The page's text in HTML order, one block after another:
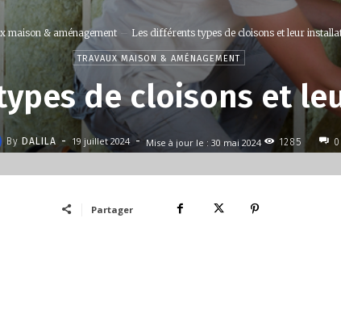
maison & aménagement Les différents types de cloisons et leur
TRAVAUX MAISON & AMÉNAGEMENT
de cloisons et
By DALILA - 19 juillet 2024 - Mise à jour le : 30 mai 2024 1285 0
Partager